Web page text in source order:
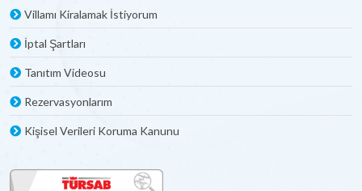
Villamı Kiralamak İstiyorum
İptal Şartları
Tanıtım Videosu
Rezervasyonlarım
Kişisel Verileri Koruma Kanunu